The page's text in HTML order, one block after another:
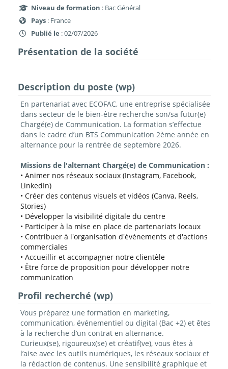
Niveau de formation : Bac Général
Pays : France
Publié le : 02/07/2026
Présentation de la société
Description du poste (wp)
En partenariat avec ECOFAC, une entreprise spécialisée
dans secteur de le bien-être recherche son/sa futur(e)
Chargé(e) de Communication. La formation s’effectue
dans le cadre d’un BTS Communication 2ème année en
alternance pour la rentrée de septembre 2026.
Missions de l'alternant Chargé(e) de Communication :
• Animer nos réseaux sociaux (Instagram, Facebook,
LinkedIn)
• Créer des contenus visuels et vidéos (Canva, Reels,
Stories)
• Développer la visibilité digitale du centre
• Participer à la mise en place de partenariats locaux
• Contribuer à l'organisation d'événements et d'actions
commerciales
• Accueillir et accompagner notre clientèle
• Être force de proposition pour développer notre
communication
Profil recherché (wp)
Vous préparez une formation en marketing,
communication, événementiel ou digital (Bac +2) et êtes
à la recherche d’un contrat en alternance.
Curieux(se), rigoureux(se) et créatif(ve), vous êtes à
l’aise avec les outils numériques, les réseaux sociaux et
la rédaction de contenus. Une sensibilité graphique et